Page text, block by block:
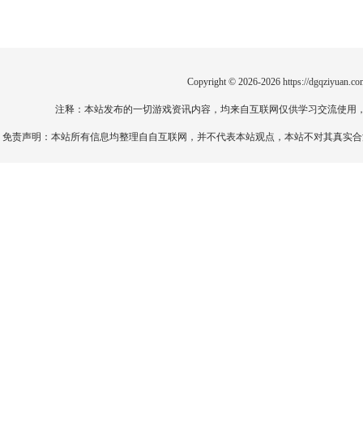
Copyright © 2026-2026 https://
注释：本站发布的一切游戏资讯内容，均来自互联网仅供学习交流使
免责声明：本站所有信息均整理自自互联网，并不代表本站观点，本站不对其真实